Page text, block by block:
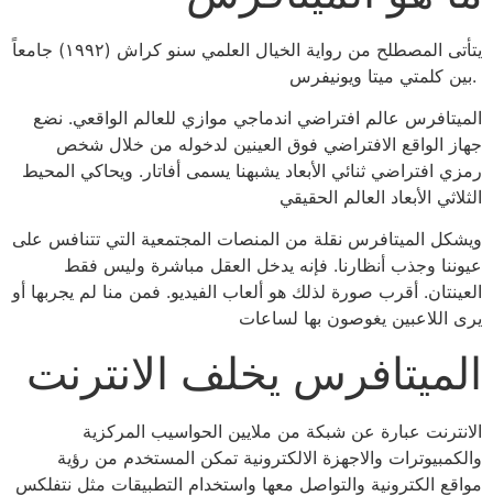
يتأتى المصطلح من رواية الخيال العلمي سنو كراش (١٩٩٢) جامعاً
بين كلمتي ميتا ويونيفرس.
الميتافرس عالم افتراضي اندماجي موازي للعالم الواقعي. نضع
جهاز الواقع الافتراضي فوق العينين لدخوله من خلال شخص
رمزي افتراضي ثنائي الأبعاد يشبهنا يسمى أفاتار. ويحاكي المحيط
الثلاثي الأبعاد العالم الحقيقي
ويشكل الميتافرس نقلة من المنصات المجتمعية التي تتنافس على
عيوننا وجذب أنظارنا. فإنه يدخل العقل مباشرة وليس فقط
العينتان. أقرب صورة لذلك هو ألعاب الفيديو. فمن منا لم يجربها أو
يرى اللاعبين يغوصون بها لساعات
الميتافرس يخلف الانترنت
الانترنت عبارة عن شبكة من ملايين الحواسيب المركزية
والكمبيوترات والاجهزة الالكترونية تمكن المستخدم من رؤية
مواقع الكترونية والتواصل معها واستخدام التطبيقات مثل نتفلكس